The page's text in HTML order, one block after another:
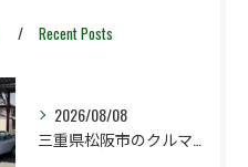
Recent Posts
2026/08/08